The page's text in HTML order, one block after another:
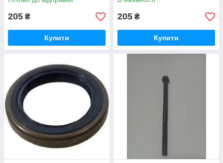
205 ₴
Купити
205 ₴
Купити